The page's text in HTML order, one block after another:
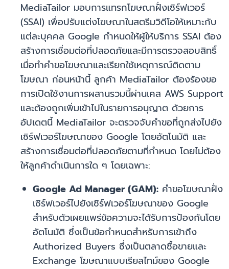
MediaTailor มอบการแทรกโฆษณาฝั่งเซิร์ฟเวอร์
(SSAI) เพื่อปรับแต่งโฆษณาในสตรีมวิดีโอให้เหมาะกับ
แต่ละบุคคล Google กำหนดให้ผู้ให้บริการ SSAI ต้อง
สร้างการเชื่อมต่อที่ปลอดภัยและมีการตรวจสอบสิทธิ์
เมื่อทำคำขอโฆษณาและเรียกใช้เหตุการณ์ติดตาม
โฆษณา ก่อนหน้านี้ ลูกค้า MediaTailor ต้องร้องขอ
การเปิดใช้งานการผสานรวมนี้ผ่านเคส AWS Support
และต้องถูกเพิ่มเข้าไปในรายการอนุญาต ด้วยการ
อัปเดตนี้ MediaTailor จะตรวจจับคำขอที่ถูกส่งไปยัง
เซิร์ฟเวอร์โฆษณาของ Google โดยอัตโนมัติ และ
สร้างการเชื่อมต่อที่ปลอดภัยตามที่กำหนด โดยไม่ต้อง
ให้ลูกค้าดำเนินการใด ๆ โดยเฉพาะ:
Google Ad Manager (GAM): คำขอโฆษณาฝั่ง
เซิร์ฟเวอร์ไปยังเซิร์ฟเวอร์โฆษณาของ Google
สำหรับตัวเผยแพร่ข้อความจะได้รับการป้องกันโดย
อัตโนมัติ ซึ่งเป็นข้อกำหนดสำหรับการเข้าถึง
Authorized Buyers ซึ่งเป็นตลาดซื้อขายและ
Exchange โฆษณาแบบเรียลไทม์ของ Google